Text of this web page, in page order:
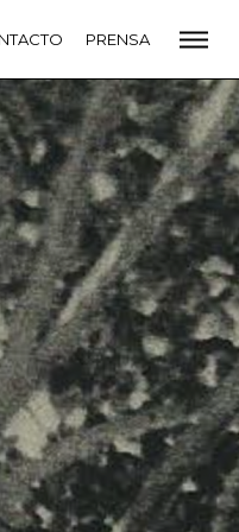
PRENSA
CONTACTO
NEWSLETTER